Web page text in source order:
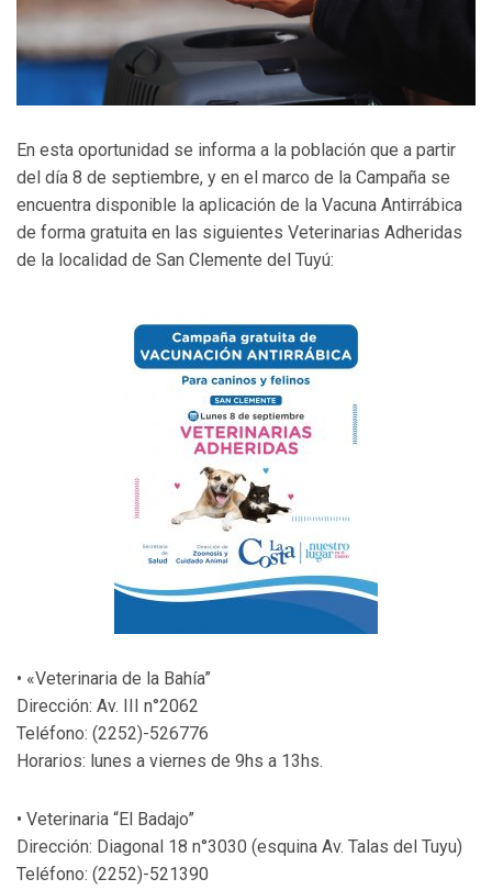
En esta oportunidad se informa a la población que a partir
del día 8 de septiembre, y en el marco de la Campaña se
encuentra disponible la aplicación de la Vacuna Antirrábica
de forma gratuita en las siguientes Veterinarias Adheridas
de la localidad de San Clemente del Tuyú:
• «Veterinaria de la Bahía”
Dirección: Av. III n°2062
Teléfono: (2252)-526776
Horarios: lunes a viernes de 9hs a 13hs.
• Veterinaria “El Badajo”
Dirección: Diagonal 18 n°3030 (esquina Av. Talas del Tuyu)
Teléfono: (2252)-521390